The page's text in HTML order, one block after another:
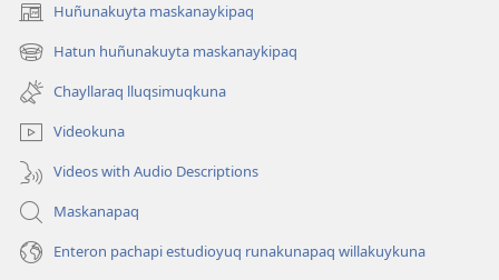
Huñunakuyta maskanaykipaq
(abre
una
nueva
ventana)
Hatun huñunakuyta maskanaykipaq
(abre
una
nueva
ventana)
Chayllaraq lluqsimuqkuna
Videokuna
Videos with Audio Descriptions
Maskanapaq
Enteron pachapi estudioyuq runakunapaq willakuykuna